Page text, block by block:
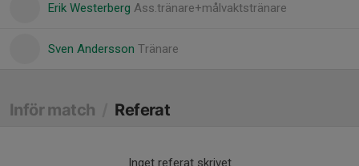
Erik Westerberg Ass.tränare+målvaktstränare
Sven Andersson Tränare
Inför match Referat
Inget referat skrivet